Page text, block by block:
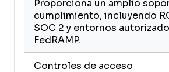
Proporciona un amplio
cumplimiento, incluyendo
SOC 2 y entornos
FedRAMP.
Controles de acceso